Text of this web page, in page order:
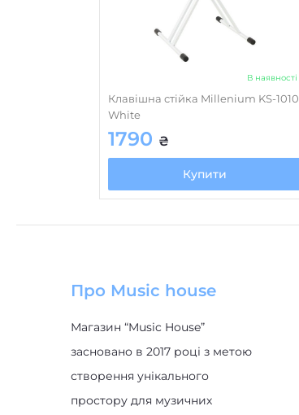
В наявності
Клавішна стійка Millenium KS-1010
White
1790 ₴
Купити
Про Music house
Магазин “Music House”
засновано в 2017 році з метою
створення унікального
простору для музичних